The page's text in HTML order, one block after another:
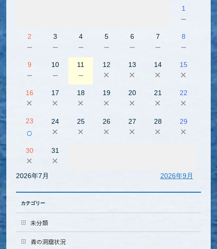
1
－
2
－
3
－
4
－
5
－
6
－
7
－
8
－
9
－
10
－
11
－
12
×
13
×
14
×
15
×
16
×
17
×
18
×
19
×
20
×
21
×
22
×
23
○
24
×
25
×
26
×
27
×
28
×
29
×
30
×
31
×
2026年7月 2026年9月
カテゴリー
未分類
青の洞窟状況